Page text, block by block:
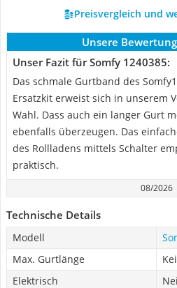
Preisvergleich und
Unsere
Unser Fazit für Somfy 1240385:
Das schmale Gurtband des
Ersatzkit erweist sich in unserem
Wahl. Dass auch ein langer Gurt
ebenfalls überzeugen. Das
des Rollladens mittels Schalter
praktisch.
08/2026
Technische Details
Modell
Max. Gurtlänge
Elektrisch